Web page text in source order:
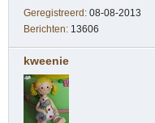
Geregistreerd: 08-08-2013
Berichten: 13606
kweenie